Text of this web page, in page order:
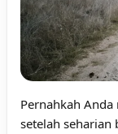
Pernahkah
setelah seharian